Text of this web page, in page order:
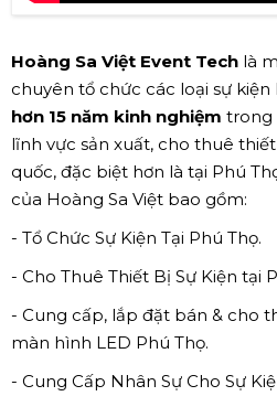
Hoàng Sa Việt Event Tech là
chuyên tổ chức các loại sự
hơn 15 năm kinh nghiệm trong
lĩnh vực sản xuất, cho thuê
quốc, đặc biệt hơn là tại Phú
của Hoàng Sa Việt bao gồm:
- Tổ Chức Sự Kiện Tại Phú Thọ.
- Cho Thuê Thiết Bị Sự Kiện tại
- Cung cấp, lắp đặt bán & cho
màn hình LED Phú Thọ.
- Cung Cấp Nhân Sự Cho Sự